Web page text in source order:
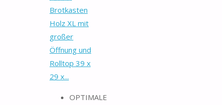
Brotkasten
Holz XL mit
großer
Öffnung und
Rolltop 39 x
29 x...
OPTIMALE